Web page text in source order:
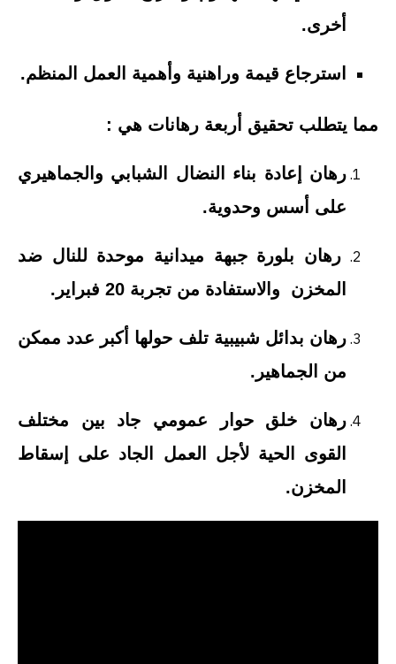
أخرى.
استرجاع قيمة وراهنية وأهمية العمل المنظم.
مما يتطلب تحقيق أربعة رهانات هي :
رهان إعادة بناء النضال الشبابي والجماهيري
على أسس وحدوية.
رهان بلورة جبهة ميدانية موحدة للنال ضد
المخزن والاستفادة من تجربة 20 فبراير.
رهان بدائل شبيبية تلف حولها أكبر عدد ممكن
من الجماهير.
رهان خلق حوار عمومي جاد بين مختلف
القوى الحية لأجل العمل الجاد على إسقاط
المخزن.